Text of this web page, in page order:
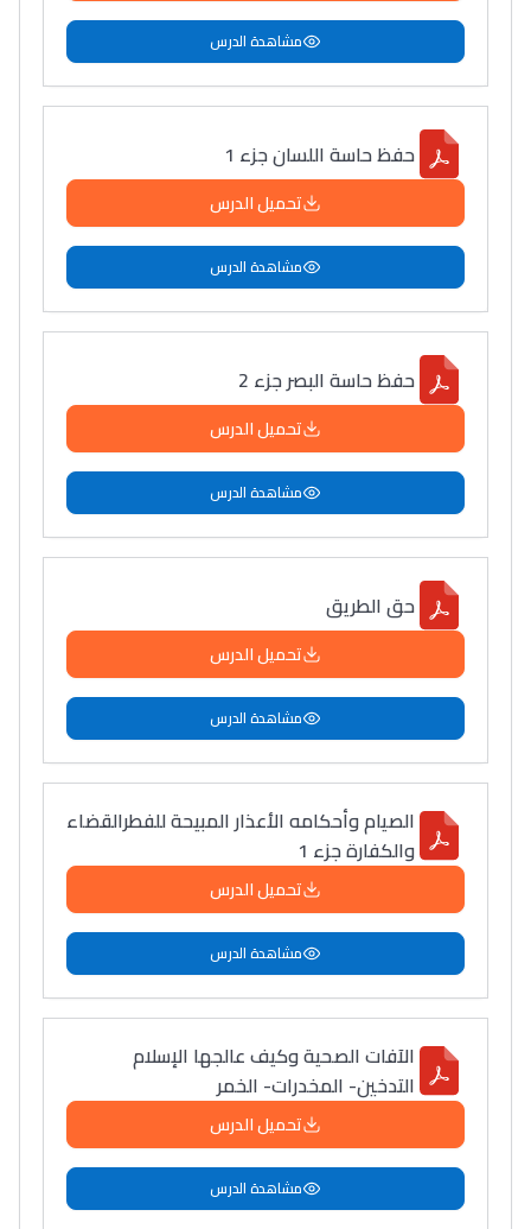
Lycée Maroc
مشاهدة الدرس
حفظ حاسة اللسان جزء 1
تحميل الدرس
مشاهدة الدرس
حفظ حاسة البصر جزء 2
تحميل الدرس
مشاهدة الدرس
حق الطريق
تحميل الدرس
مشاهدة الدرس
الصيام وأحكامه الأعذار المبيحة للفطرالقضاء
والكفارة جزء 1
تحميل الدرس
مشاهدة الدرس
الآفات الصحية وكيف عالجها الإسلام
التدخين- المخدرات- الخمر
تحميل الدرس
مشاهدة الدرس